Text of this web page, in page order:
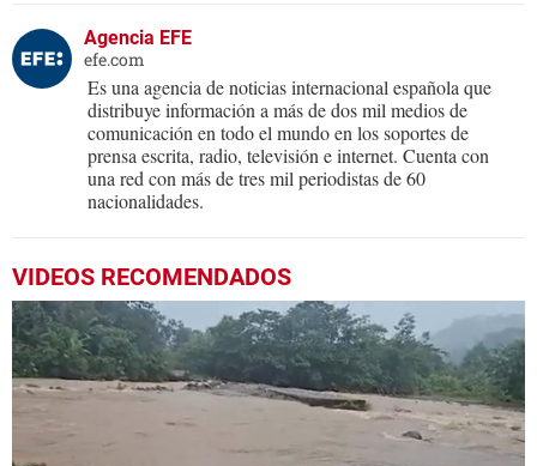
Agencia EFE
efe.com
Es una agencia de noticias internacional española que
distribuye información a más de dos mil medios de
comunicación en todo el mundo en los soportes de
prensa escrita, radio, televisión e internet. Cuenta con
una red con más de tres mil periodistas de 60
nacionalidades.
VIDEOS RECOMENDADOS